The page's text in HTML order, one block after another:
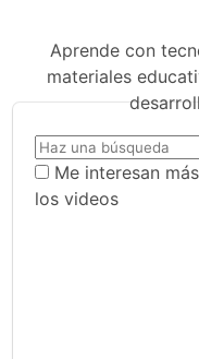
Aprende con
materiales
Me interesan más
los videos